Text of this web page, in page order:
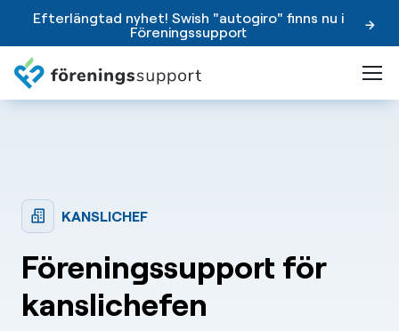
Efterlängtad nyhet! Swish "autogiro" finns nu i
Föreningssupport
KANSLICHEF
Föreningssupport för
kanslichefen